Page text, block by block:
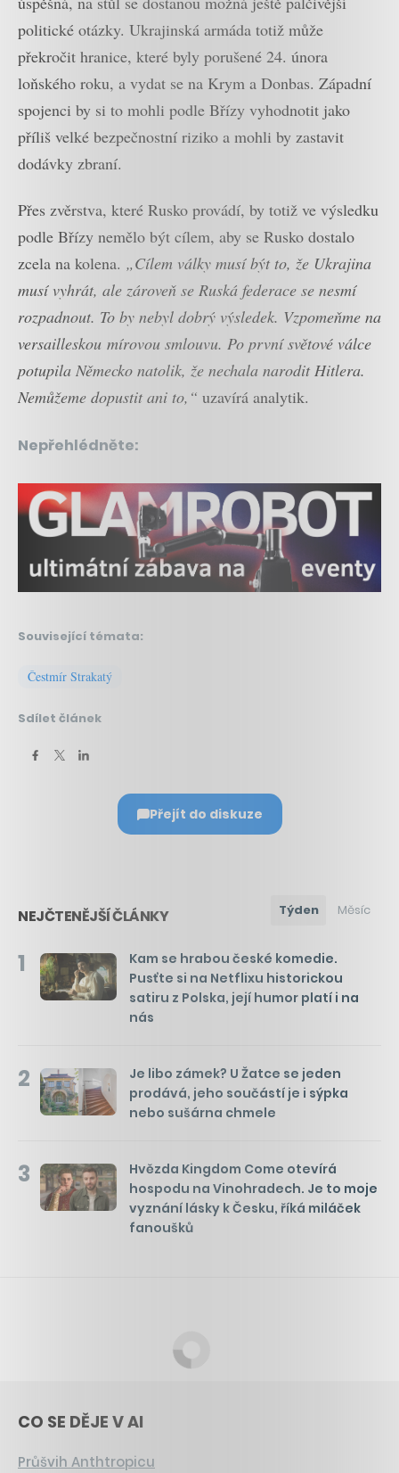
politické otázky. Ukrajinská armáda totiž může
překročit hranice, které byly porušené 24. února
loňského roku, a vydat se na Krym a Donbas. Západní
spojenci by si to mohli podle Břízy vyhodnotit jako
příliš velké bezpečnostní riziko a mohli by zastavit
dodávky zbraní.
Přes zvěrstva, které Rusko provádí, by totiž ve výsledku
podle Břízy nemělo být cílem, aby se Rusko dostalo
zcela na kolena. „Cílem války musí být to, že Ukrajina
musí vyhrát, ale zároveň se Ruská federace se nesmí
rozpadnout. To by nebyl dobrý výsledek. Vzpomeňme na
versailleskou mírovou smlouvu. Po první světové válce
potupila Německo natolik, že nechala narodit Hitlera.
Nemůžeme dopustit ani to,“ uzavírá analytik.
Nepřehlédněte:
Související témata:
Čestmír Strakatý
Sdílet článek
Přejít do diskuze
NEJČTENĚJŠÍ ČLÁNKY Týden Měsíc
1
Kam se hrabou české komedie.
Pusťte si na Netflixu historickou
satiru z Polska, její humor platí i na
nás
2
Je libo zámek? U Žatce se jeden
prodává, jeho součástí je i sýpka
nebo sušárna chmele
3
Hvězda Kingdom Come otevírá
hospodu na Vinohradech. Je to moje
vyznání lásky k Česku, říká miláček
fanoušků
CO SE DĚJE V AI
Průšvih Anthtropicu